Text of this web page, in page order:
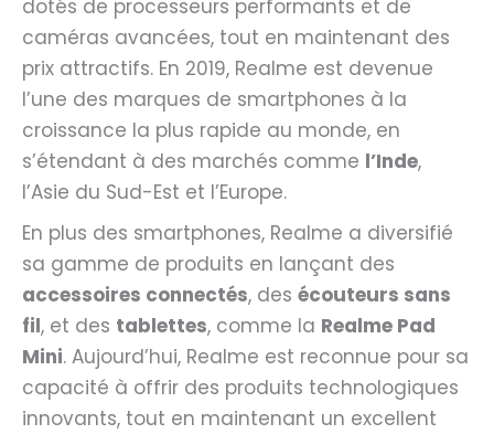
dotés de processeurs performants et de
caméras avancées, tout en maintenant des
prix attractifs. En 2019, Realme est devenue
l’une des marques de smartphones à la
croissance la plus rapide au monde, en
s’étendant à des marchés comme l’Inde,
l’Asie du Sud-Est et l’Europe.
En plus des smartphones, Realme a diversifié
sa gamme de produits en lançant des
accessoires connectés, des écouteurs sans
fil, et des tablettes, comme la Realme Pad
Mini. Aujourd’hui, Realme est reconnue pour sa
capacité à offrir des produits technologiques
innovants, tout en maintenant un excellent